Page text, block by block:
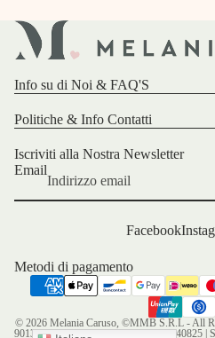
Info su di Noi & FAQ'S
Politiche & Info Contatti
Iscriviti alla Nostra Newsletter
Email
Facebook
Metodi di pagamento
© 2026 Melania Caruso, ©MMB S.R.L - All
90139, Palermo PA | P.IVA: IT06552440825 |